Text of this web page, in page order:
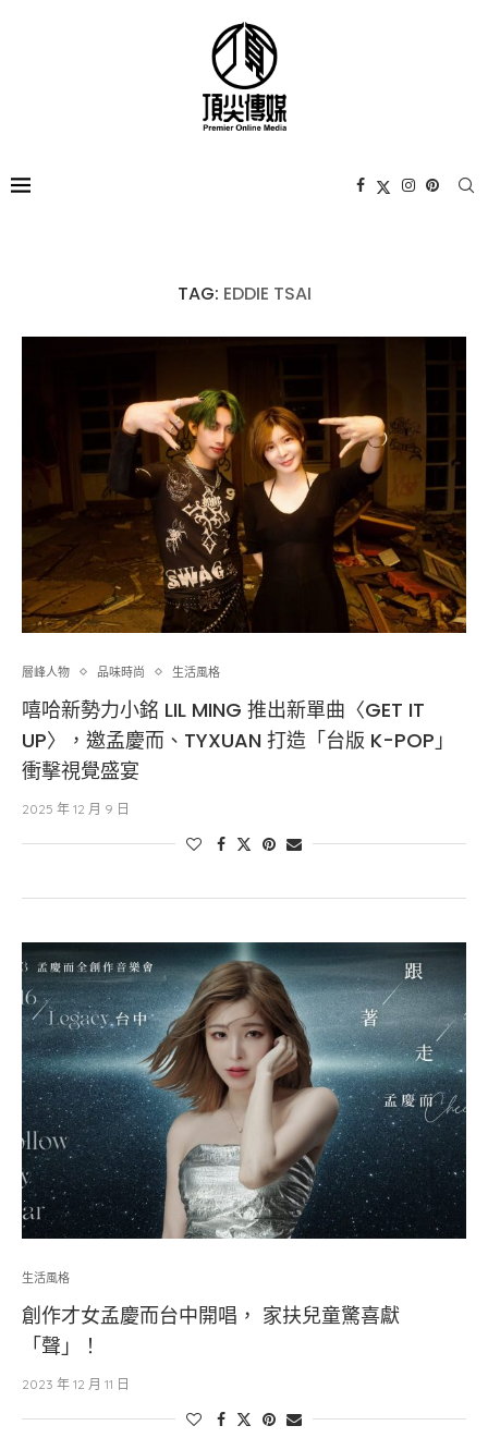
TAG: EDDIE TSAI
層峰⼈物 品味時尚 生活風格
嘻哈新勢力小銘 LIL MING 推出新單曲〈GET IT
UP〉，邀孟慶而、TYXUAN 打造「台版 K-POP」
衝擊視覺盛宴
2025 年 12 月 9 日
生活風格
創作才女孟慶而台中開唱， 家扶兒童驚喜獻
「聲」！
2023 年 12 月 11 日